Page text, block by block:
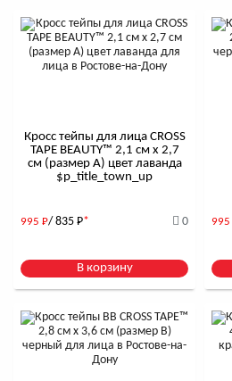
Кросс тейпы для лица CROSS
TAPE BEAUTY™ 2,1 см x 2,7
см (размер А) цвет лаванда
$р_title_town_up
995 Р/ 835 Р* 0
В корзину
995